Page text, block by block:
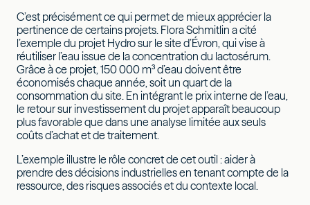
C’est précisément ce qui permet de mieux apprécier la
pertinence de certains projets. Flora Schmitlin a cité
l’exemple du projet Hydro sur le site d’Évron, qui vise à
réutiliser l’eau issue de la concentration du lactosérum.
Grâce à ce projet, 150 000 m³ d’eau doivent être
économisés chaque année, soit un quart de la
consommation du site. En intégrant le prix interne de l’eau,
le retour sur investissement du projet apparaît beaucoup
plus favorable que dans une analyse limitée aux seuls
coûts d’achat et de traitement.
L’exemple illustre le rôle concret de cet outil : aider à
prendre des décisions industrielles en tenant compte de la
ressource, des risques associés et du contexte local.